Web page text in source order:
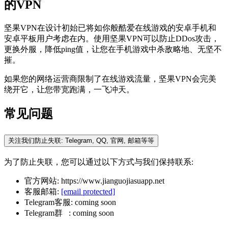
的VPN
坚果VPN在设计初始已将如你般酷爱在线游戏的安卓手机和
安卓平板用户考虑在内。使用坚果VPN可以防止DDos攻击，
更换外服，降低ping值，让您在手机游戏中杀敌略地、无坚不
摧。
如果您的网络运营商限制了在线游戏流量，坚果VPN会完美
绕开它，让您带宽跑满，一飞冲天。
常见问题
关注我们防止失联: Telegram, QQ, 官网, 邮箱等等
为了防止失联，您可以通过以下方式与我们保持联系:
官方网站: https://www.jianguojiasuapp.net
客服邮箱: [email protected]
Telegram客服: coming soon
Telegram群 : coming soon